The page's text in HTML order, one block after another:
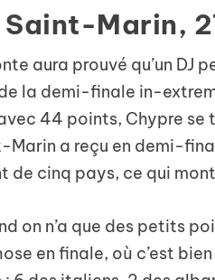
Saint-Marin,
aura prouvé qu’un DJ
la demi-finale in-
44 points, Chypre se
Marin a reçu en demi-
de cinq pays, ce qui
on n’a que des petits
en finale, où c’est